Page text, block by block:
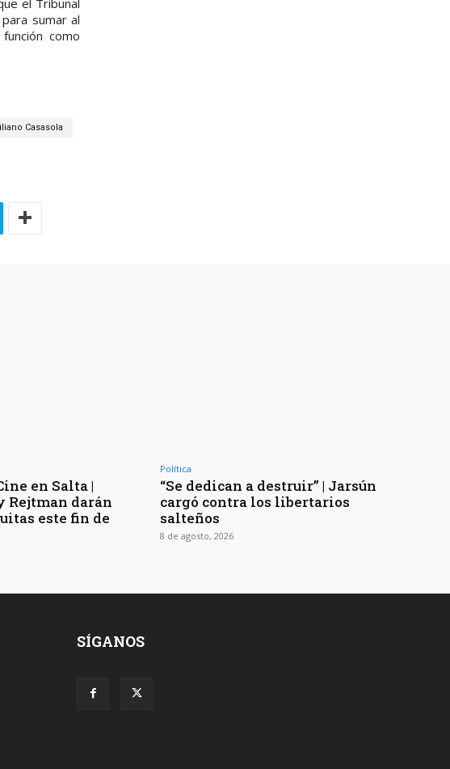
sumar al
como
Casasola
en Salta |
Rejtman darán
este fin de
Política
“Se dedican a destruir” | Jarsún
cargó contra los libertarios
salteños
8 de agosto, 2026
SÍGANOS